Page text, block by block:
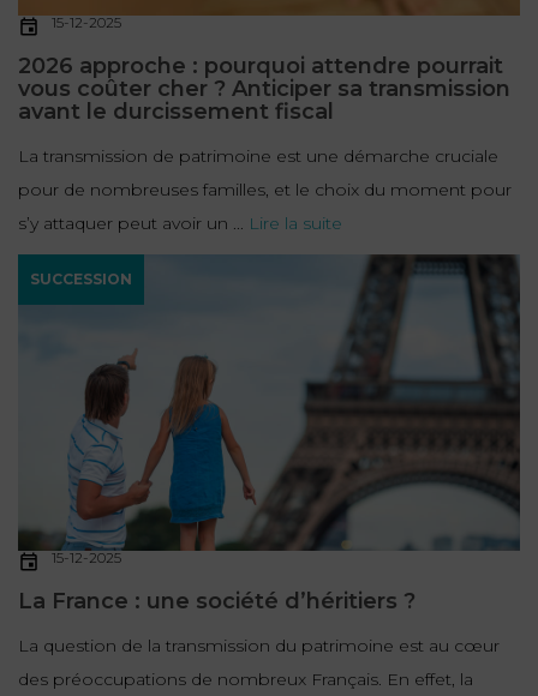
15-12-2025
2026 approche : pourquoi attendre pourrait
vous coûter cher ? Anticiper sa transmission
avant le durcissement fiscal
La transmission de patrimoine est une démarche cruciale
pour de nombreuses familles, et le choix du moment pour
s’y attaquer peut avoir un ... Lire la suite
SUCCESSION
15-12-2025
La France : une société d’héritiers ?
La question de la transmission du patrimoine est au cœur
des préoccupations de nombreux Français. En effet, la